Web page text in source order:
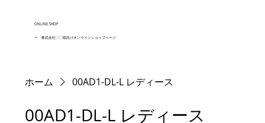
ONLINE SHOP
ー 株式会社〇〇様向けオンラインショップページ
ホーム 00AD1-DL-L レディース
00AD1-DL-L レディース